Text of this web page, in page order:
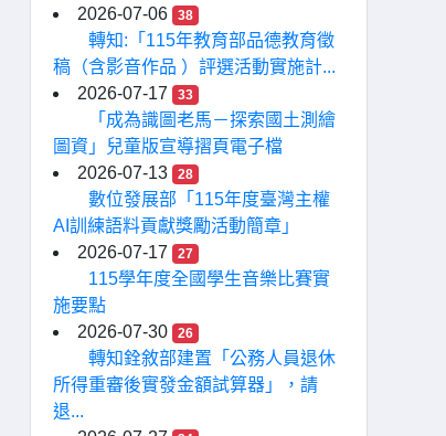
2026-07-06
38
轉知:「115年教育部品德教育徵
稿（含影音作品 ）評選活動實施計...
2026-07-17
33
「成為識圖老馬－探索國土測繪
圖資」兒童版宣導摺頁電子檔
2026-07-13
28
數位發展部「115年度臺灣主權
AI訓練語料貢獻獎勵活動簡章」
2026-07-17
27
115學年度全國學生音樂比賽實
施要點
2026-07-30
26
轉知銓敘部建置「公務人員退休
所得重審後實發金額試算器」，請
退...